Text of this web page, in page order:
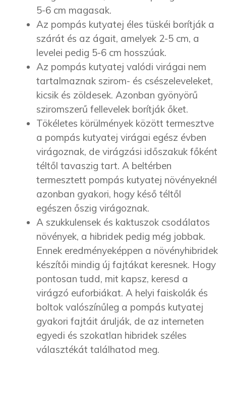
5-6 cm magasak.
Az pompás kutyatej éles tüskéi borítják a
szárát és az ágait, amelyek 2-5 cm, a
levelei pedig 5-6 cm hosszúak.
Az pompás kutyatej valódi virágai nem
tartalmaznak szirom- és csészeleveleket,
kicsik és zöldesek. Azonban gyönyörű
sziromszerű fellevelek borítják őket.
Tökéletes körülmények között termesztve
a pompás kutyatej virágai egész évben
virágoznak, de virágzási időszakuk főként
téltől tavaszig tart. A beltérben
termesztett pompás kutyatej növényeknél
azonban gyakori, hogy késő téltől
egészen őszig virágoznak.
A szukkulensek és kaktuszok csodálatos
növények, a hibridek pedig még jobbak.
Ennek eredményeképpen a növényhibridek
készítői mindig új fajtákat keresnek. Hogy
pontosan tudd, mit kapsz, keresd a
virágzó euforbiákat. A helyi faiskolák és
boltok valószínűleg a pompás kutyatej
gyakori fajtáit árulják, de az interneten
egyedi és szokatlan hibridek széles
választékát találhatod meg.